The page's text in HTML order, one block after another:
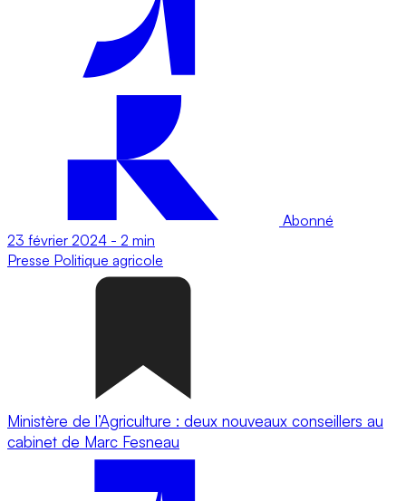
Abonné
23 février 2024 - 2 min
Presse Politique agricole
Ministère de l’Agriculture : deux nouveaux conseillers au
cabinet de Marc Fesneau